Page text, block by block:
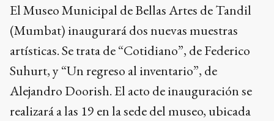
El Museo Municipal de Bellas Artes de Tandil
(Mumbat) inaugurará dos nuevas muestras
artísticas. Se trata de “Cotidiano”, de Federico
Suhurt, y “Un regreso al inventario”, de
Alejandro Doorish. El acto de inauguración se
realizará a las 19 en la sede del museo, ubicada